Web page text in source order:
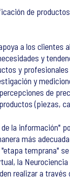
de
a los clientes
y
y
y
de
(piezas,
la información"
más
temprana"
la
realizar a